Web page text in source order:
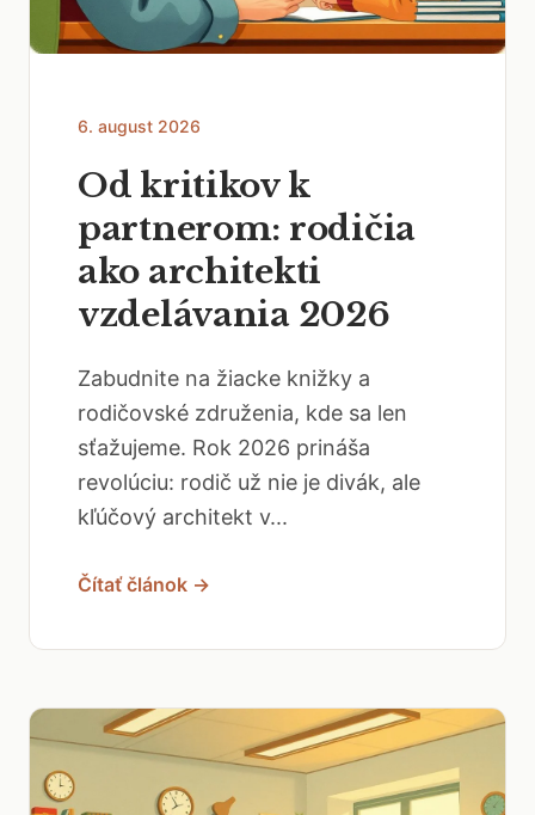
6. august 2026
Od kritikov k
partnerom: rodičia
ako architekti
vzdelávania 2026
Zabudnite na žiacke knižky a
rodičovské združenia, kde sa len
sťažujeme. Rok 2026 prináša
revolúciu: rodič už nie je divák, ale
kľúčový architekt v...
Čítať článok →